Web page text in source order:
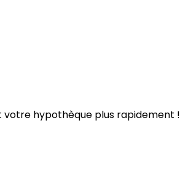
hypothèque plus rapidement !